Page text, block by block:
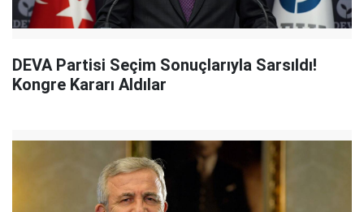
DEVA Partisi Seçim Sonuçlarıyla Sarsıldı!
Kongre Kararı Aldılar